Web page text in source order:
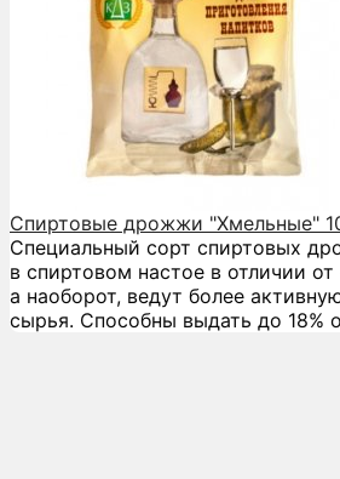
Спиртовые дрожжи "Хмельные"
Специальный сорт спиртовых
в спиртовом настое в отличии
а наоборот, ведут более
сырья. Способны выдать до 18%